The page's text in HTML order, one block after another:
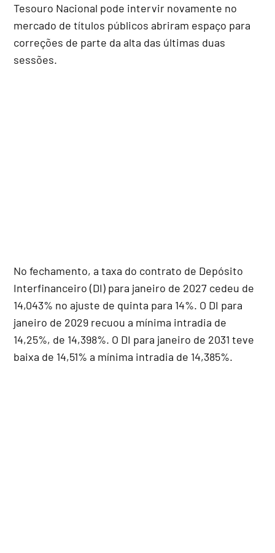
Tesouro Nacional pode intervir novamente no
mercado de títulos públicos abriram espaço para
correções de parte da alta das últimas duas
sessões.
No fechamento, a taxa do contrato de Depósito
Interfinanceiro (DI) para janeiro de 2027 cedeu de
14,043% no ajuste de quinta para 14%. O DI para
janeiro de 2029 recuou a mínima intradia de
14,25%, de 14,398%. O DI para janeiro de 2031 teve
baixa de 14,51% a mínima intradia de 14,385%.